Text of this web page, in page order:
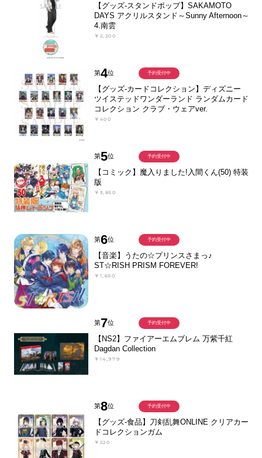
【グッズ-スタンドポップ】SAKAMOTO
DAYS アクリルスタンド～Sunny Afternoon～
4.南雲
￥2,200
第4位
【グッズ-カードコレクション】ディズニー
ツイステッドワンダーランド ランダムカード
コレクション クラブ・ウェアver.
￥400
予約受付中
第5位
【コミック】魔入りました!入間くん(50) 特装
版
￥3,850
予約受付中
第6位
【音楽】うたの☆プリンスさまっ♪
ST☆RISH PRISM FOREVER!
￥1,650
予約受付中
第7位
【NS2】ファイアーエムブレム 万紫千紅
Dagdan Collection
￥14,979
予約受付中
第8位
【グッズ-食品】刀剣乱舞ONLINE クリアカー
ドコレクションガム
￥220
予約受付中